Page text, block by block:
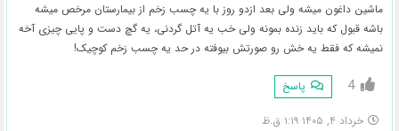
ماشین داغون میشه ولی بعد ازدو روز با یه چسب زخم از بیمارستان مرخص میشه
باشه قبول که باید زنده بمونه ولی خب یه آتل گردنی، یه گچ دست و پایی چیزی آخه
نمیشه که فقط یه خش رو صورتش بیوفته در حد یه چسب زخم کوچیک!
4 پاسخ
خرداد ۴, ۱۴۰۵ ۱:۱۹ ق.ظ